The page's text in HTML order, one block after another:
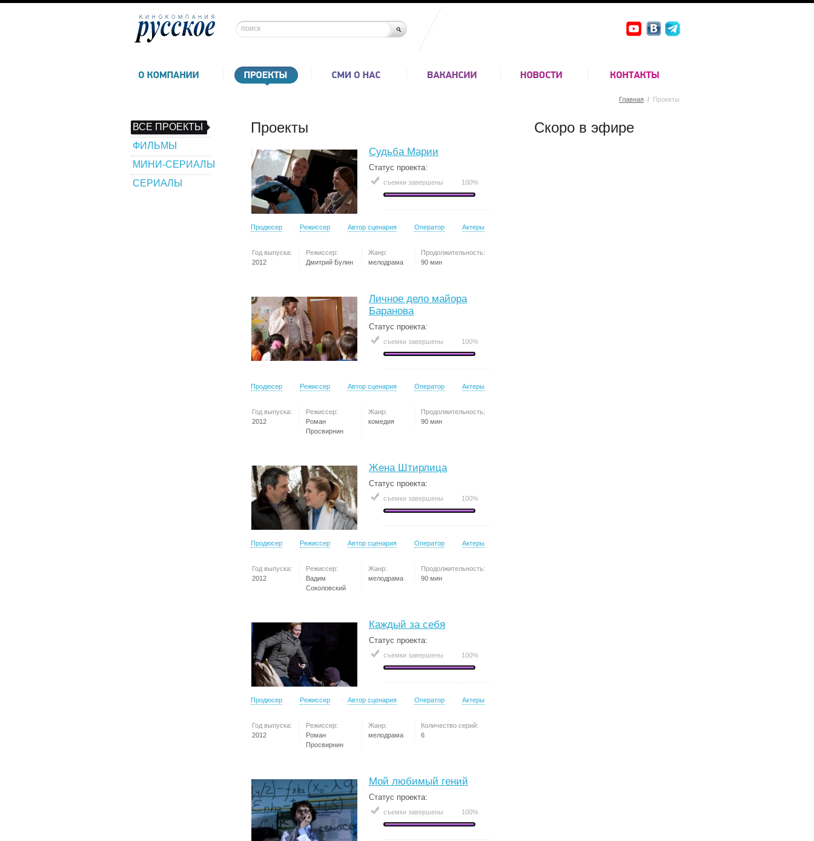
Главная / Проекты
ВСЕ ПРОЕКТЫ
ФИЛЬМЫ
МИНИ-СЕРИАЛЫ
СЕРИАЛЫ
Проекты
Судьба Марии
Статус проекта:
съемки завершены 100%
Продюсер Режиссер Автор сценария Оператор Актеры
Год выпуска:
2012
Режиссер:
Дмитрий Булин
Жанр:
мелодрама
Продолжительность:
90 мин
Личное дело майора
Баранова
Статус проекта:
съемки завершены 100%
Продюсер Режиссер Автор сценария Оператор Актеры
Год выпуска:
2012
Режиссер:
Роман
Просвирнин
Жанр:
комедия
Продолжительность:
90 мин
Жена Штирлица
Статус проекта:
съемки завершены 100%
Продюсер Режиссер Автор сценария Оператор Актеры
Год выпуска:
2012
Режиссер:
Вадим
Соколовский
Жанр:
мелодрама
Продолжительность:
90 мин
Каждый за себя
Статус проекта:
съемки завершены 100%
Продюсер Режиссер Автор сценария Оператор Актеры
Год выпуска:
2012
Режиссер:
Роман
Просвирнин
Жанр:
мелодрама
Количество серий:
6
Мой любимый гений
Статус проекта:
съемки завершены 100%
Скоро в эфире